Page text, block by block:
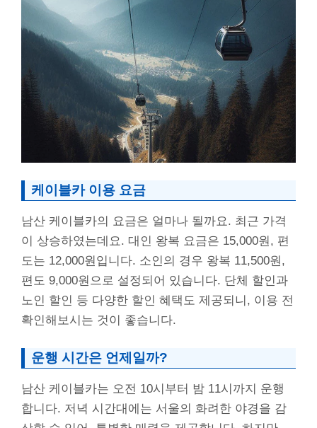
케이블카 이용 요금
남산 케이블카의 요금은 얼마나 될까요. 최근 가격
이 상승하였는데요. 대인 왕복 요금은 15,000원, 편
도는 12,000원입니다. 소인의 경우 왕복 11,500원,
편도 9,000원으로 설정되어 있습니다. 단체 할인과
노인 할인 등 다양한 할인 혜택도 제공되니, 이용 전
확인해보시는 것이 좋습니다.
운행 시간은 언제일까?
남산 케이블카는 오전 10시부터 밤 11시까지 운행
합니다. 저녁 시간대에는 서울의 화려한 야경을 감